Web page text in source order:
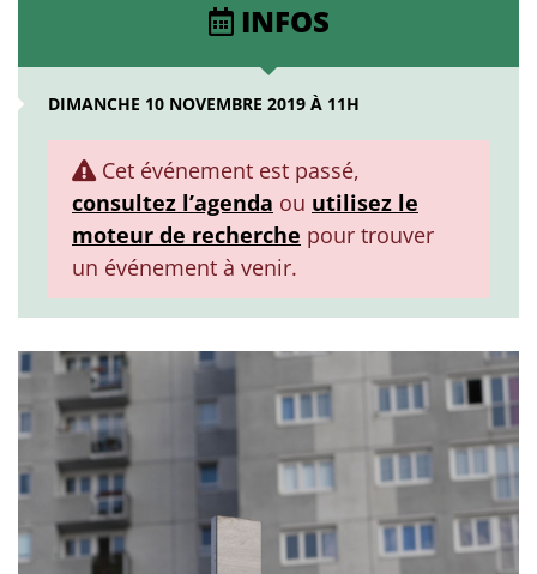
INFOS
DIMANCHE 10 NOVEMBRE 2019 À 11H
Cet événement est passé,
consultez l’agenda ou utilisez le
moteur de recherche pour trouver
un événement à venir.